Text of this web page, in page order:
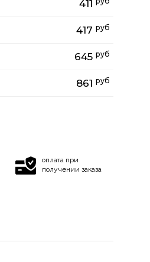
411
417 руб
645 руб
861 руб
оплата при
получении заказа